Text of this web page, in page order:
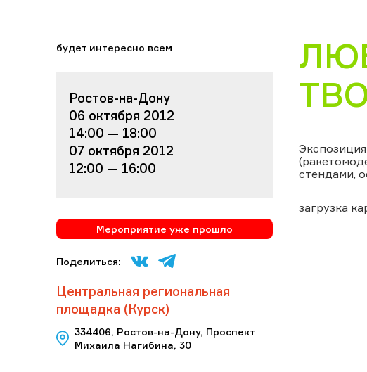
будет интересно всем
Ростов-на-Дону
06 октября 2012
14:00 — 18:00
07 октября 2012
12:00 — 16:00
Мероприятие уже прошло
Поделиться:
Центральная региональная
площадка (Курск)
334406, Ростов-на-Дону, Проспект
Михаила Нагибина, 30
стендами,
загрузка